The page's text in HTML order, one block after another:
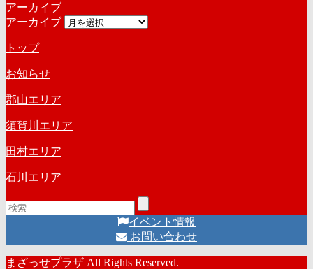
アーカイブ
アーカイブ
トップ
お知らせ
郡山エリア
須賀川エリア
田村エリア
石川エリア
イベント情報
お問い合わせ
まざっせプラザ All Rights Reserved.